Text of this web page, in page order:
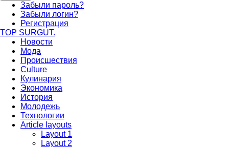
Забыли пароль?
Забыли логин?
Регистрация
TOP SURGUT.
Новости
Мода
Происшествия
Culture
Кулинария
Экономика
История
Молодежь
Технологии
Article layouts
Layout 1
Layout 2